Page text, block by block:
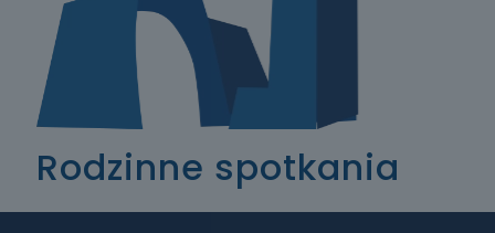
Rodzinne spotkania